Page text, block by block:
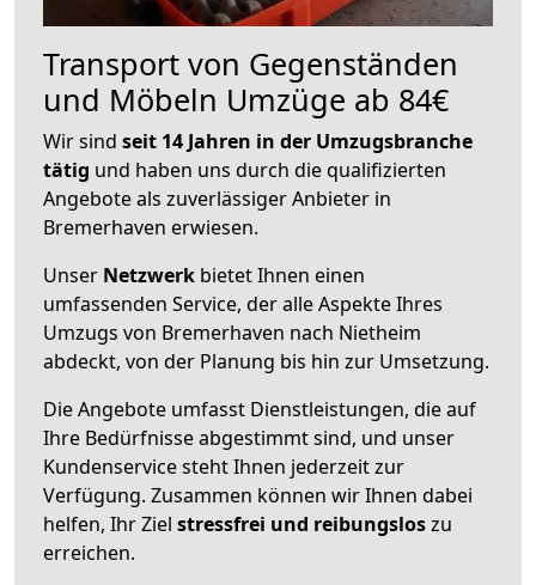
Transport von Gegenständen
und Möbeln Umzüge ab 84€
Wir sind seit 14 Jahren in der Umzugsbranche
tätig und haben uns durch die qualifizierten
Angebote als zuverlässiger Anbieter in
Bremerhaven erwiesen.
Unser Netzwerk bietet Ihnen einen
umfassenden Service, der alle Aspekte Ihres
Umzugs von Bremerhaven nach Nietheim
abdeckt, von der Planung bis hin zur Umsetzung.
Die Angebote umfasst Dienstleistungen, die auf
Ihre Bedürfnisse abgestimmt sind, und unser
Kundenservice steht Ihnen jederzeit zur
Verfügung. Zusammen können wir Ihnen dabei
helfen, Ihr Ziel stressfrei und reibungsloszu
erreichen.